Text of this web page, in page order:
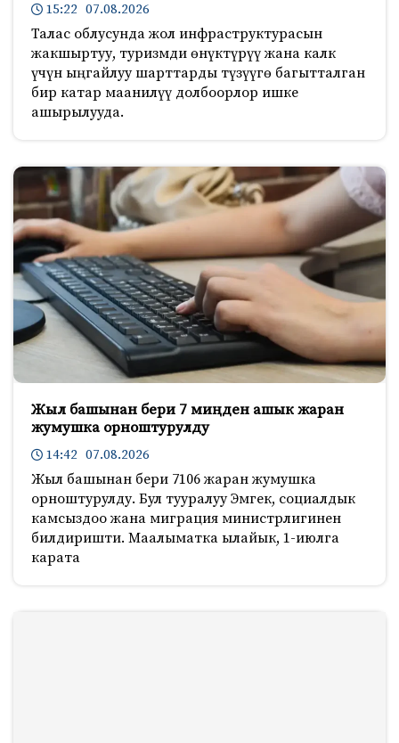
15:22 07.08.2026
Талас облусунда жол инфраструктурасын
жакшыртуу, туризмди өнүктүрүү жана калк
үчүн ыңгайлуу шарттарды түзүүгө багытталган
бир катар маанилүү долбоорлор ишке
ашырылууда.
Жыл башынан бери 7 миңден ашык жаран
жумушка орноштурулду
14:42 07.08.2026
Жыл башынан бери 7106 жаран жумушка
орноштурулду. Бул тууралуу Эмгек, социалдык
камсыздоо жана миграция министрлигинен
билдиришти. Маалыматка ылайык, 1-июлга
карата